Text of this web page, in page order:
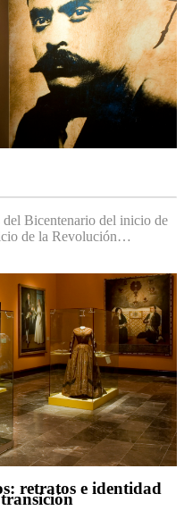
del Bicentenario del inicio de
de la Revolución…
retratos e identidad